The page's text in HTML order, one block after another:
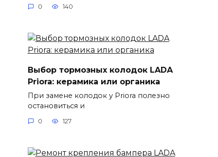
0 140
Выбор тормозных колодок LADA
Priora: керамика или органика
При замене колодок у Priora полезно
остановиться и
0 127